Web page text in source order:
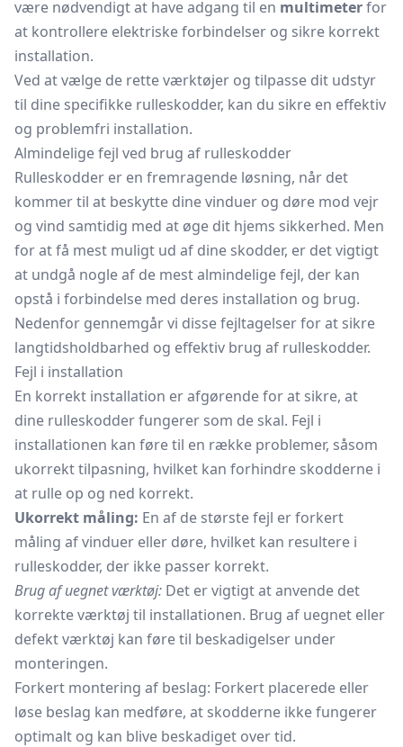
være nødvendigt at have adgang til en multimeterfor
at kontrollere elektriske forbindelser og sikre korrekt
installation.
Ved at vælge de rette værktøjer og tilpasse dit udstyr
til dine specifikke rulleskodder, kan du sikre en effektiv
og problemfri installation.
Almindelige fejl ved brug af rulleskodder
Rulleskodder er en fremragende løsning, når det
kommer til at beskytte dine vinduer og døre mod vejr
og vind samtidig med at øge dit hjems sikkerhed. Men
for at få mest muligt ud af dine skodder, er det vigtigt
at undgå nogle af de mest almindelige fejl, der kan
opstå i forbindelse med deres installation og brug.
Nedenfor gennemgår vi disse fejltagelser for at sikre
langtidsholdbarhed og effektiv brug af rulleskodder.
Fejl i installation
En korrekt installation er afgørende for at sikre, at
dine rulleskodder fungerer som de skal. Fejl i
installationen kan føre til en række problemer, såsom
ukorrekt tilpasning, hvilket kan forhindre skodderne i
at rulle op og ned korrekt.
Ukorrekt måling: En af de største fejl er forkert
måling af vinduer eller døre, hvilket kan resultere i
rulleskodder, der ikke passer korrekt.
Brug af uegnet værktøj: Det er vigtigt at anvende det
korrekte værktøj til installationen. Brug af uegnet eller
defekt værktøj kan føre til beskadigelser under
monteringen.
Forkert montering af beslag: Forkert placerede eller
løse beslag kan medføre, at skodderne ikke fungerer
optimalt og kan blive beskadiget over tid.